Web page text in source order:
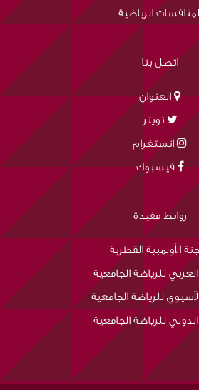
الرياضية
اتصل بنا
العنوان
تويتر
انستغرام
فيسبوك
روابط مفيدة
الأولمبية القطرية
العربي للرياضة الجامعية
الآسيوي للرياضة الجامعية
الدولي للرياضة الجامعية